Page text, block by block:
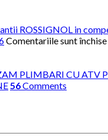
ROSSIGNOL in
Comentariile sunt închise
PLIMBARI CU ATV
56Comments